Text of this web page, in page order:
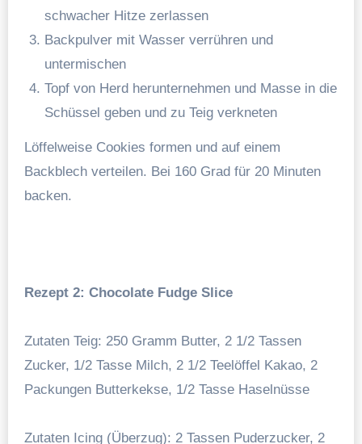
schwacher Hitze zerlassen
Backpulver mit Wasser verrühren und
untermischen
Topf von Herd herunternehmen und Masse in die
Schüssel geben und zu Teig verkneten
Löffelweise Cookies formen und auf einem
Backblech verteilen. Bei 160 Grad für 20 Minuten
backen.
Rezept 2: Chocolate Fudge Slice
Zutaten Teig: 250 Gramm Butter, 2 1/2 Tassen
Zucker, 1/2 Tasse Milch, 2 1/2 Teelöffel Kakao, 2
Packungen Butterkekse, 1/2 Tasse Haselnüsse
Zutaten Icing (Überzug): 2 Tassen Puderzucker, 2